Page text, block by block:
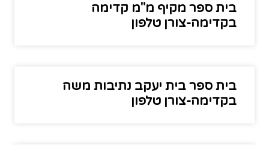
בית ספר מקיף מ"מ קדימה
בקדימה-צורן טלפון
בית ספר בית יעקב נתיבות משה
בקדימה-צורן טלפון